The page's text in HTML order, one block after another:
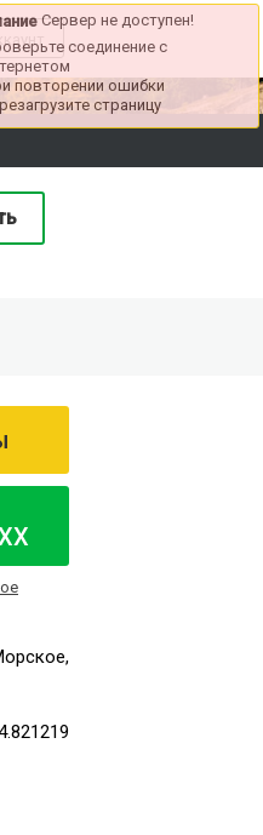
Сервер не доступен!
соединение с
повторении ошибки
страницу